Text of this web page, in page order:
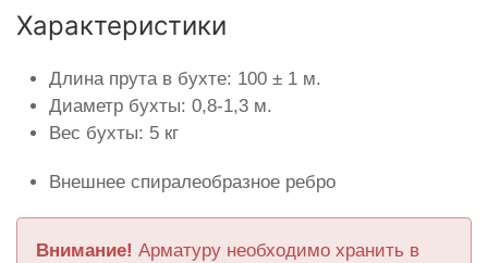
Характеристики
Длина прута в бухте: 100 ± 1 м.
Диаметр бухты: 0,8-1,3 м.
Вес бухты: 5 кг
Внешнее спиралеобразное ребро
Внимание! Арматуру необходимо хранить в